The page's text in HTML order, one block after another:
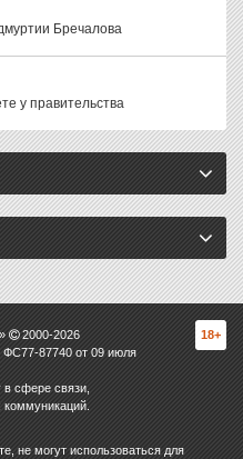
Бречалова
у правительства
2000-2026
87740 от 09 июля
сфере связи,
18+
не могут использоваться для